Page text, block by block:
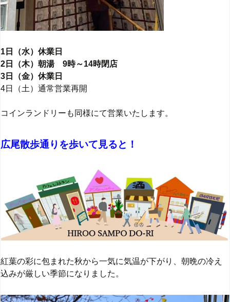
1日（水）休業日
2日（木）朝湯 9時～14時閉店
3日（金）休業日
4日（土）通常営業再開
コインランドリーも同様にて営業いたします。
広尾散歩通りを歩いて見ると！
紅葉の彩に包まれた秋から一気に気温が下がり、朝晩の冷え
込みが厳しい季節になりました。